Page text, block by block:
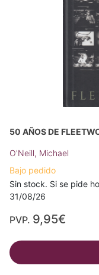
50 AÑOS DE
O'Neill, Michael
Bajo pedido
Sin stock. Si se pide
31/08/26
PVP. 9,95€